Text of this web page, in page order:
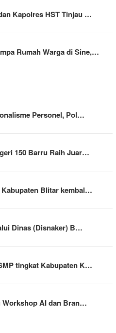
Kapolres HST Tinjau …
Rumah Warga di Sine,…
Personel, Pol…
150 Barru Raih Juar…
Blitar kembal…
Dinas (Disnaker) B…
tingkat Kabupaten K…
Workshop AI dan Bran…